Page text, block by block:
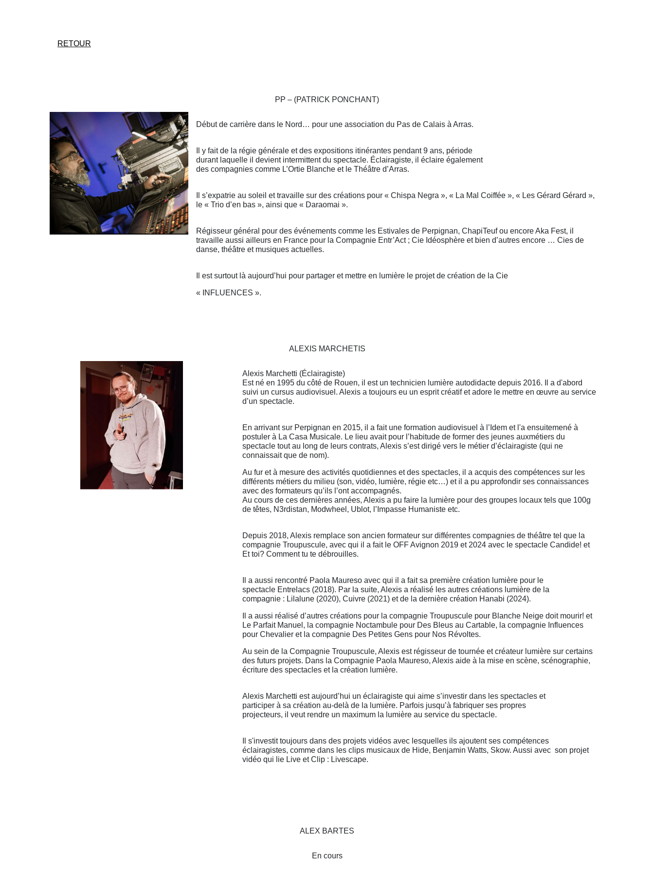
RETOUR
PP – (PATRICK PONCHANT)
Début de carrière dans le Nord… pour une association du Pas de Calais à Arras.
Il y fait de la régie générale et des expositions itinérantes pendant 9 ans, période
durant laquelle il devient intermittent du spectacle. Éclairagiste, il éclaire également
des compagnies comme L’Ortie Blanche et le Théâtre d’Arras.
Il s’expatrie au soleil et travaille sur des créations pour « Chispa Negra », « La Mal Coiffée », « Les Gérard Gérard »,
le « Trio d’en bas », ainsi que « Daraomai ».
Régisseur général pour des événements comme les Estivales de Perpignan, ChapiTeuf ou encore Aka Fest, il
travaille aussi ailleurs en France pour la Compagnie Entr’Act ; Cie Idéosphère et bien d’autres encore … Cies de
danse, théâtre et musiques actuelles.
Il est surtout là aujourd’hui pour partager et mettre en lumière le projet de création de la Cie
« INFLUENCES ».
ALEXIS MARCHETIS
Alexis Marchetti (Éclairagiste)
Est né en 1995 du côté de Rouen, il est un technicien lumière autodidacte depuis 2016. Il a d'abord
suivi un cursus audiovisuel. Alexis a toujours eu un esprit créatif et adore le mettre en œuvre au service
d’un spectacle.
En arrivant sur Perpignan en 2015, il a fait une formation audiovisuel à l’Idem et l'a ensuitemené à
postuler à La Casa Musicale. Le lieu avait pour l’habitude de former des jeunes auxmétiers du
spectacle tout au long de leurs contrats, Alexis s’est dirigé vers le métier d’éclairagiste (qui ne
connaissait que de nom).
Au fur et à mesure des activités quotidiennes et des spectacles, il a acquis des compétences sur les
différents métiers du milieu (son, vidéo, lumière, régie etc…) et il a pu approfondir ses connaissances
avec des formateurs qu’ils l’ont accompagnés.
Au cours de ces dernières années, Alexis a pu faire la lumière pour des groupes locaux tels que 100g
de têtes, N3rdistan, Modwheel, Ublot, l’Impasse Humaniste etc.
Depuis 2018, Alexis remplace son ancien formateur sur différentes compagnies de théâtre tel que la
compagnie Troupuscule, avec qui il a fait le OFF Avignon 2019 et 2024 avec le spectacle Candide! et
Et toi? Comment tu te débrouilles.
Il a aussi rencontré Paola Maureso avec qui il a fait sa première création lumière pour le
spectacle Entrelacs (2018). Par la suite, Alexis a réalisé les autres créations lumière de la
compagnie : Lilalune (2020), Cuivre (2021) et de la dernière création Hanabi (2024).
Il a aussi réalisé d’autres créations pour la compagnie Troupuscule pour Blanche Neige doit mourir! et
Le Parfait Manuel, la compagnie Noctambule pour Des Bleus au Cartable, la compagnie Influences
pour Chevalier et la compagnie Des Petites Gens pour Nos Révoltes.
Au sein de la Compagnie Troupuscule, Alexis est régisseur de tournée et créateur lumière sur certains
des futurs projets. Dans la Compagnie Paola Maureso, Alexis aide à la mise en scène, scénographie,
écriture des spectacles et la création lumière.
Alexis Marchetti est aujourd’hui un éclairagiste qui aime s’investir dans les spectacles et
participer à sa création au-delà de la lumière. Parfois jusqu’à fabriquer ses propres
projecteurs, il veut rendre un maximum la lumière au service du spectacle.
Il s'investit toujours dans des projets vidéos avec lesquelles ils ajoutent ses compétences
éclairagistes, comme dans les clips musicaux de Hide, Benjamin Watts, Skow. Aussi avec son projet
vidéo qui lie Live et Clip : Livescape.
ALEX BARTES
En cours